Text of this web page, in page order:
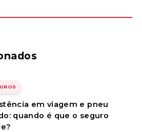
em viagem e pneu
quando é que o seguro